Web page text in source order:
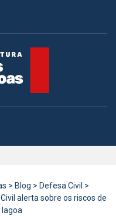
> Blog > Defesa Civil >
alerta sobre os riscos de
lagoa